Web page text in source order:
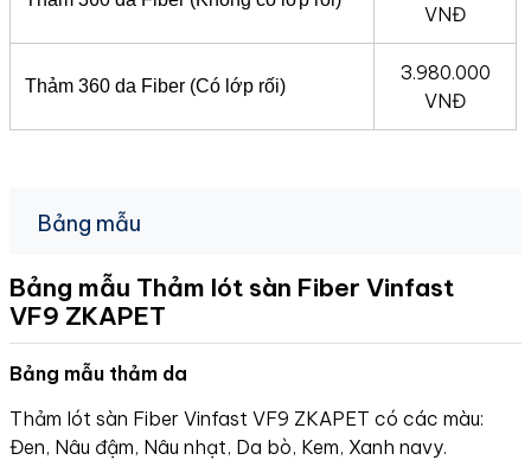
VNĐ
Thảm 360 da Fiber (Có lớp rối)
3.980.000
VNĐ
Bảng mẫu
Bảng mẫu Thảm lót sàn Fiber Vinfast
VF9 ZKAPET
Bảng mẫu thảm da
Thảm lót sàn Fiber Vinfast VF9 ZKAPET có các màu:
Đen, Nâu đậm, Nâu nhạt, Da bò, Kem, Xanh navy.